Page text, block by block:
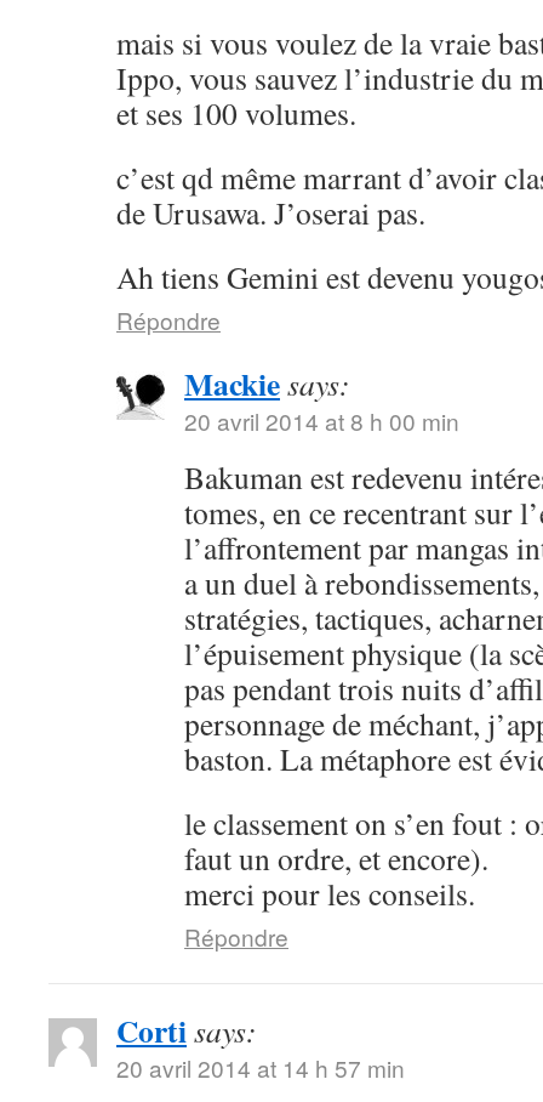
mais si vous voulez de la vraie
Ippo, vous sauvez l’industrie du
et ses 100 volumes.
c’est qd même marrant d’avoir
de Urusawa. J’oserai pas.
Ah tiens Gemini est devenu
Répondre
Mackiesays:
20 avril 2014 at 8 h 00 min
Bakuman est redevenu
tomes, en ce recentrant sur
l’affrontement par mangas
a un duel à
stratégies, tactiques,
l’épuisement physique (la
pas pendant trois nuits
personnage de méchant,
baston. La métaphore est
le classement on s’en fout :
faut un ordre, et encore).
merci pour les conseils.
Répondre
Cortisays:
20 avril 2014 at 14 h 57 min